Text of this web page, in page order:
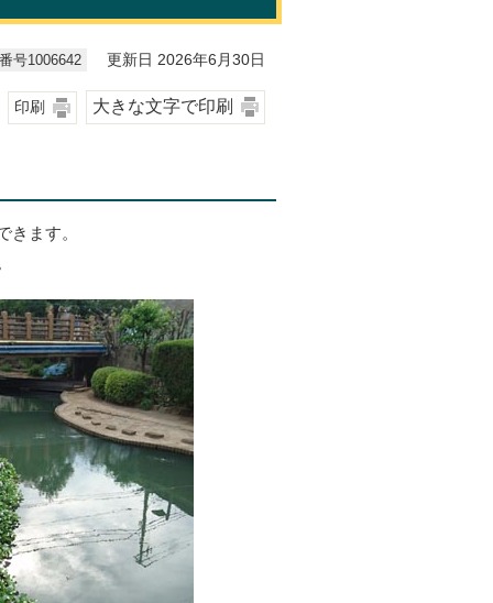
号1006642 更新日 2026年6月30日
印刷 大きな文字で印刷
ます。